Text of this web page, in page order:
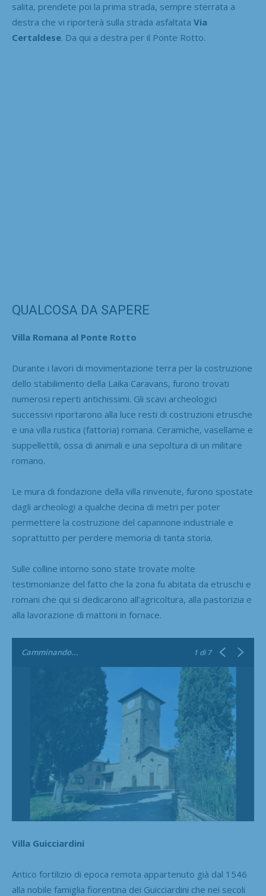
salita, prendete poi la prima strada, sempre sterrata a
destra che vi riporterà sulla strada asfaltata Via
Certaldese. Da qui a destra per il Ponte Rotto.
QUALCOSA DA SAPERE
Villa Romana al Ponte Rotto
Durante i lavori di movimentazione terra per la costruzione
dello stabilimento della Laika Caravans, furono trovati
numerosi reperti antichissimi. Gli scavi archeologici
successivi riportarono alla luce resti di costruzioni etrusche
e una villa rustica (fattoria) romana. Ceramiche, vasellame e
suppellettili, ossa di animali e una sepoltura di un militare
romano.
Le mura di fondazione della villa rinvenute, furono spostate
dagli archeologi a qualche decina di metri per poter
permettere la costruzione del capannone industriale e
soprattutto per perdere memoria di tanta storia.
Sulle colline intorno sono state trovate molte
testimonianze del fatto che la zona fu abitata da etruschi e
romani che qui si dedicarono all’agricoltura, alla pastorizia e
alla lavorazione di mattoni in fornace.
Camminando... 1 di 7
Villa Guicciardini
Antico fortilizio di epoca remota appartenuto già dal 1546
alla nobile famiglia fiorentina dei Guicciardini che nei secoli